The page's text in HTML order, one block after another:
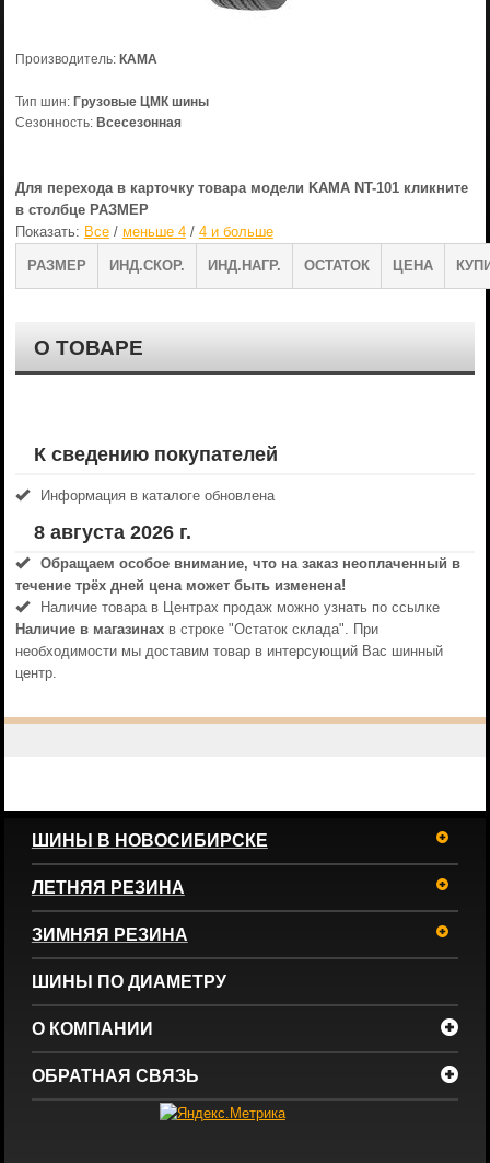
Производитель: КАМА
Тип шин: Грузовые ЦМК шины
Сезонность: Всесезонная
Для перехода в карточку товара модели KAMA NT-101 кликните
в столбце РАЗМЕР
Показать: Все/ меньше 4/ 4 и больше
РАЗМЕР ИНД.СКОР. ИНД.НАГР. ОСТАТОК ЦЕНА
О ТОВАРЕ
К сведению покупателей
Информация в каталоге обновлена
8 августа 2026 г.
Обращаем особое внимание, что на заказ неоплаченный в
течениe трёх дней цена может быть изменена!
Наличие товара в Центрах продаж можно узнать по ссылке
Наличие в магазинахв строке "Остаток склада". При
необходимости мы доставим товар в интерсующий Вас шинный
центр.
ШИНЫ В НОВОСИБИРСКЕ
ЛЕТНЯЯ РЕЗИНА
ЗИМНЯЯ РЕЗИНА
ШИНЫ ПО ДИАМЕТРУ
О КОМПАНИИ
ОБРАТНАЯ СВЯЗЬ